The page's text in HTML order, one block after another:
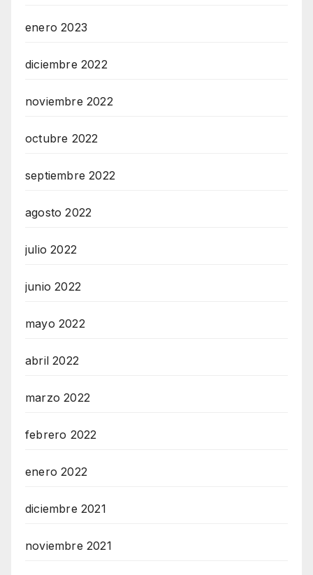
enero 2023
diciembre 2022
noviembre 2022
octubre 2022
septiembre 2022
agosto 2022
julio 2022
junio 2022
mayo 2022
abril 2022
marzo 2022
febrero 2022
enero 2022
diciembre 2021
noviembre 2021